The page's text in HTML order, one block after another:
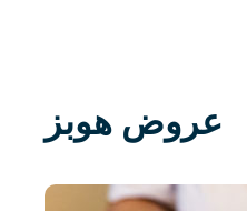
عروض هوبز